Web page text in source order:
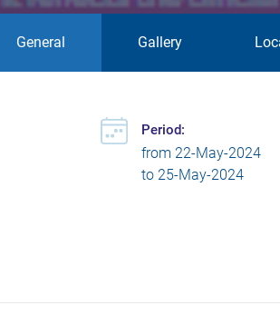
General Gallery
Period:
from 22-May-2024
to 25-May-2024